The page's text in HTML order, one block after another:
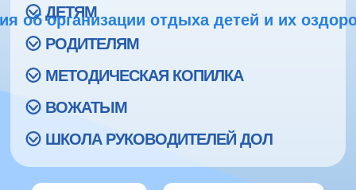
об организации отдыха детей и их
ДЕТЯМ
РОДИТЕЛЯМ
МЕТОДИЧЕСКАЯ КОПИЛКА
ВОЖАТЫМ
ШКОЛА РУКОВОДИТЕЛЕЙ ДОЛ